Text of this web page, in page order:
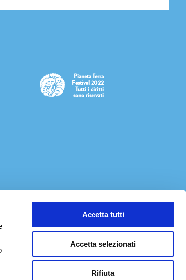
Accetta tutti
Accetta selezionati
Rifiuta
Pianeta Terra
Festival 2022
Tutti i diritti
sono riservati